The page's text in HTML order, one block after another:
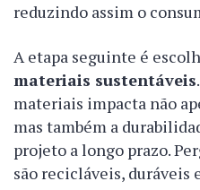
reduzindo assim o
A etapa seguinte é
materiais sustentáveis
materiais impacta não
mas também a
projeto a longo prazo.
são recicláveis, duráveis